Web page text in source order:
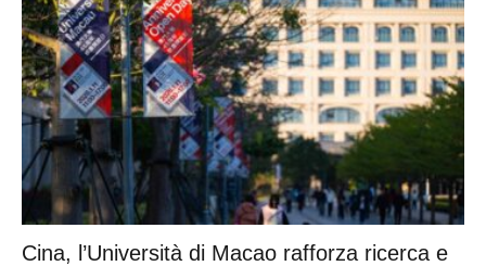
Cina, l’Università di Macao rafforza ricerca e